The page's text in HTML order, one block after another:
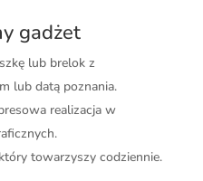
gadżet
lub brelok z
lub datą poznania.
realizacja w
towarzyszy codziennie.